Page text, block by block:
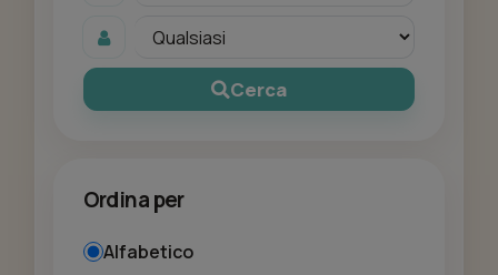
Cerca
Ordina per
Alfabetico